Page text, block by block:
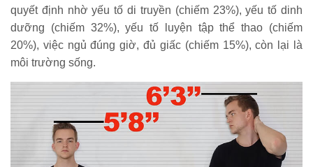
quyết định nhờ yếu tố di truyền (chiếm 23%), yếu tố dinh
dưỡng (chiếm 32%), yếu tố luyện tập thể thao (chiếm
20%), việc ngủ đúng giờ, đủ giấc (chiếm 15%), còn lại là
môi trường sống.